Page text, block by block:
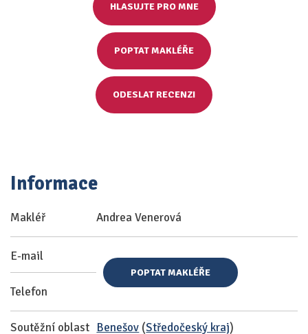
HLASUJTE PRO MNE
POPTAT MAKLÉŘE
ODESLAT RECENZI
Informace
Makléř Andrea Venerová
E-mail
Telefon
POPTAT MAKLÉŘE
Soutěžní oblast Benešov (Středočeský kraj)